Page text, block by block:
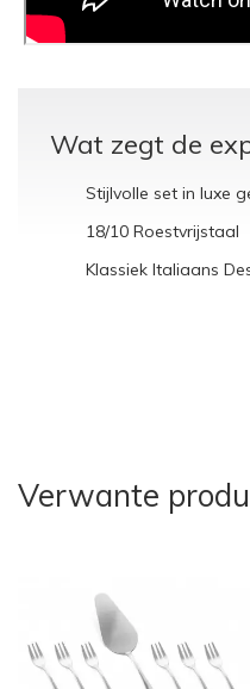
Wat zegt de
Stijlvolle set in luxe
18/10 Roestvrijstaal
Klassiek Italiaans
Verwante